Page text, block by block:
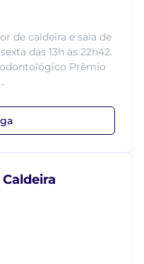
de caldeira e sala de
das 13h às 22h42.
Prêmio